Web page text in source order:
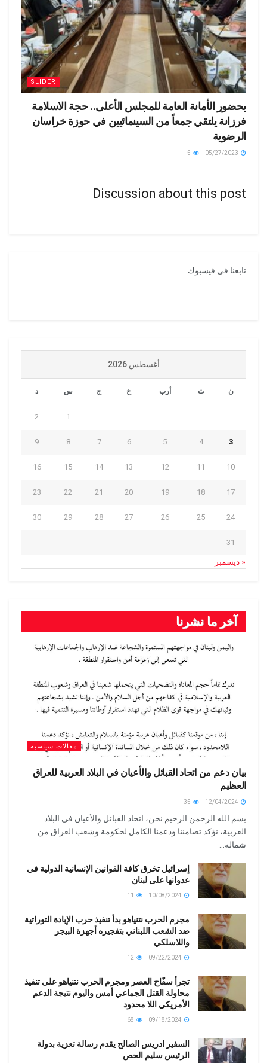
SLIDER
بحضور الأمانة العامة للمجلس الأعلى.. حجة الاسلامة
فرزانة يلتقي جمعاً من السينمائيين في حوزة خراسان
الرضوية
Discussion about this post
تابعنا في فيسبوك
أغسطس 2026
ن ث أرب خ ج س د
1
2
3
4
5
6
7
8
9
10
11
12
13
14
15
16
17
18
19
20
21
22
23
24
25
26
27
28
29
30
31
« ديسمبر
آخر ما نشرنا
مقالات سياسية
بيان دعم من اتحاد القبائل والأعيان في البلاد العربية للعراق
العظيم
بسم الله الرحمن الرحيم نحن، اتحاد القبائل والأعيان في البلاد
العربية، نؤكد تضامننا ودعمنا الكامل لحكومة وشعب العراق من
شماله...
إسرائيل تخرق كافة القوانين الإنسانية الدولية في
عدوانها على لبنان
مجرم الحرب نتنياهو بدأ تنفيذ حرب الإبادة التوراتية
ضد الشعب اللبناني بتفجيره أجهزة البيجر
واللاسلكي
تجرأ سفّاح العصر ومجرم الحرب نتنياهو على تنفيذ
محاولة القتل الجماعي أمس واليوم نتيجة الدعم
الأمريكي اللا محدود
السفير ادريس الصالح يقدم رسالة تعزية بدولة
الرئيس سليم الحص